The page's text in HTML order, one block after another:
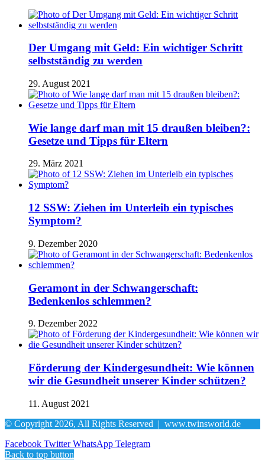
Der Umgang mit Geld: Ein wichtiger Schritt
selbstständig zu werden
29. August 2021
Wie lange darf man mit 15 draußen bleiben?:
Gesetze und Tipps für Eltern
29. März 2021
12 SSW: Ziehen im Unterleib ein typisches
Symptom?
9. Dezember 2020
Geramont in der Schwangerschaft:
Bedenkenlos schlemmen?
9. Dezember 2022
Förderung der Kindergesundheit: Wie können
wir die Gesundheit unserer Kinder schützen?
11. August 2021
© Copyright 2026, All Rights Reserved | www.twinsworld.de
Facebook Twitter WhatsApp Telegram
Back to top button